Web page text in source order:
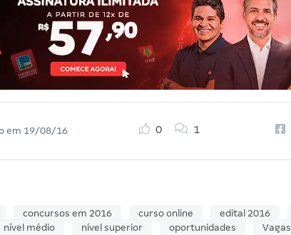
em 19/08/16
0 1
concursos em 2016 curso online edital 2016
nível médio nível superior oportunidades Vagas